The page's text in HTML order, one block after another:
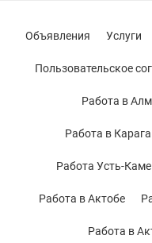
Объявления Услуги
Пользовательское
Работа в
Работа в
Работа Усть-
Работа в Актобе
Работа в